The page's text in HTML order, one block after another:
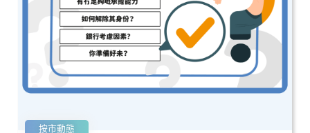
按市動態